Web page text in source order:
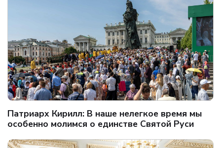
Патриарх Кирилл: В наше нелегкое время мы
особенно молимся о единстве Святой Руси